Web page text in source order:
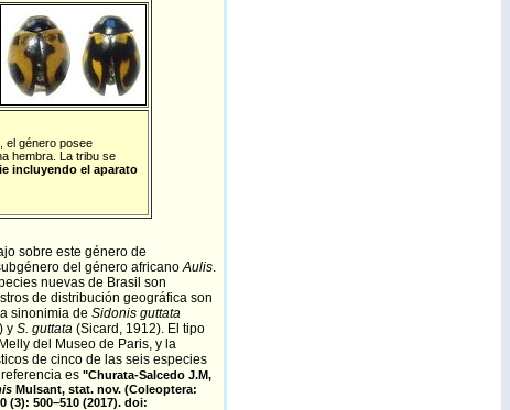
el género posee
hembra. La tribu se
incluyendo el aparato
sobre este género de
del género africanoAulis.
nuevas de Brasil son
de distribución geográfica son
sinonimia de Sidonis guttata
y S. guttata(Sicard, 1912). El tipo
del Museo de Paris, y la
de cinco de las seis especies
referencia es "Churata-Salcedo J.M,
Mulsant, stat. nov. (Coleoptera:
(3): 500–510 (2017). doi: